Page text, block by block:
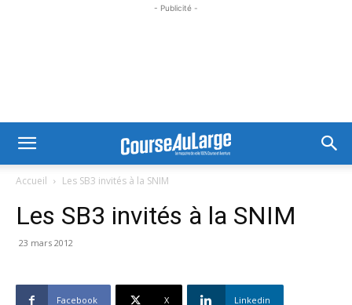
- Publicité -
Accueil Les SB3 invités à la SNIM
Les SB3 invités à la SNIM
23 mars 2012
Facebook X Linkedin